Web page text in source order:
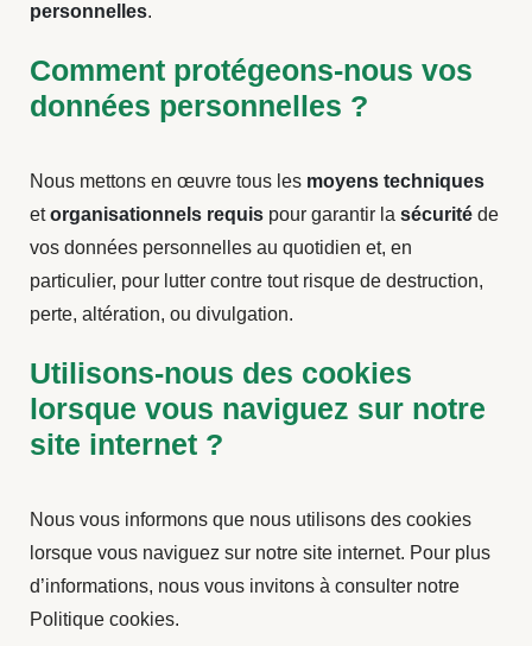
personnelles.
Comment protégeons-nous vos
données personnelles ?
Nous mettons en œuvre tous les moyens techniques
etorganisationnels requis pour garantir la sécurité de
vos données personnelles au quotidien et, en
particulier, pour lutter contre tout risque de destruction,
perte, altération, ou divulgation.
Utilisons-nous des cookies
lorsque vous naviguez sur notre
site internet ?
Nous vous informons que nous utilisons des cookies
lorsque vous naviguez sur notre site internet. Pour plus
d’informations, nous vous invitons à consulter notre
Politique cookies.